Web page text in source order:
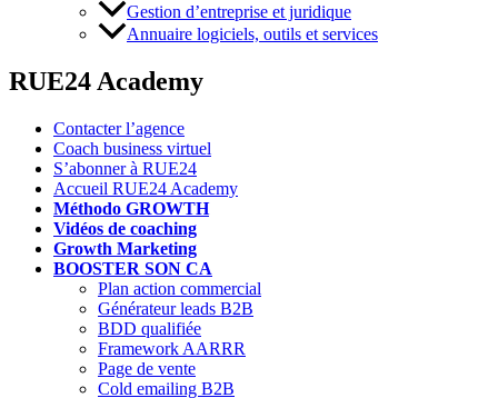
Gestion d’entreprise et juridique
Annuaire logiciels, outils et services
RUE24 Academy
Contacter l’agence
Coach business virtuel
S’abonner à RUE24
Accueil RUE24 Academy
Méthodo GROWTH
Vidéos de coaching
Growth Marketing
BOOSTER SON CA
Plan action commercial
Générateur leads B2B
BDD qualifiée
Framework AARRR
Page de vente
Cold emailing B2B